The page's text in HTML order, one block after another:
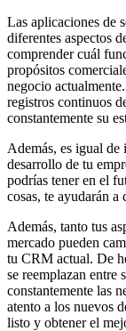
Las aplicaciones de
diferentes aspectos
comprender cuál
propósitos
negocio
registros continuos
constantemente su
Además, es igual de
desarrollo de tu
podrías tener en el
cosas, te ayudarán
Además, tanto tus
mercado pueden
tu CRM actual. De
se reemplazan entre
constantemente las
atento a los nuevos
listo y obtener el